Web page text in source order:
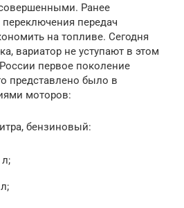
Ранее
передач
на топливе. Сегодня
вариатор не уступают в этом
первое поколение
представлено было в
моторов:
бензиновый: